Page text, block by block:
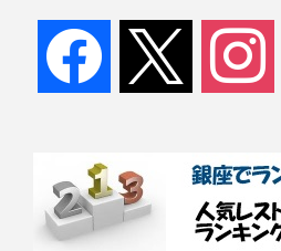
facebook instagram